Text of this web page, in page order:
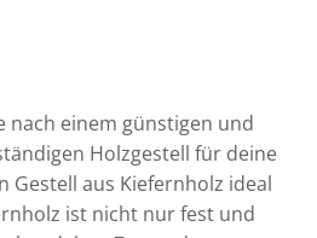
nach einem günstigen und
Holzgestell für deine
Gestell aus Kiefernholz ideal
ist nicht nur fest und